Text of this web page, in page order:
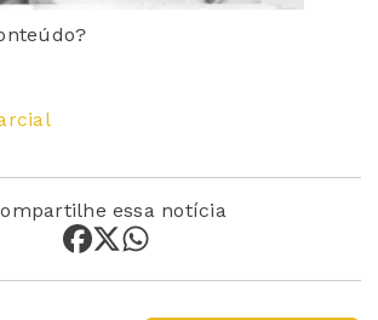
essa notícia